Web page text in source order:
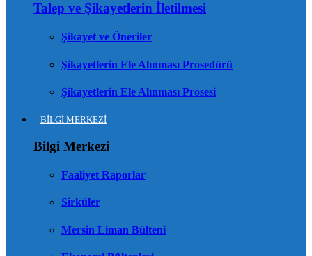
Talep ve Şikayetlerin İletilmesi
Şikayet ve Öneriler
Şikayetlerin Ele Alınması Prosedürü
Şikayetlerin Ele Alınması Prosesi
BİLGİ MERKEZİ
Bilgi Merkezi
Faaliyet Raporlar
Sirküler
Mersin Liman Bülteni